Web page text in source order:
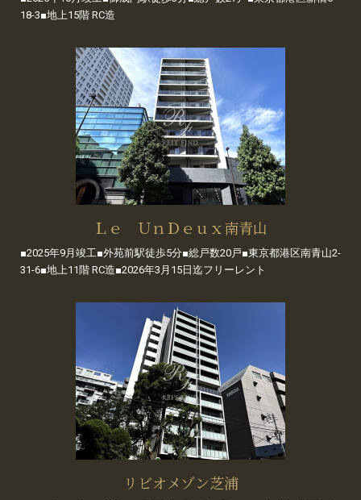
18-3■地上15階 RC造
Ｌｅ ＵｎＤｅｕｘ南青山
■2025年9月竣工■外苑前駅徒歩5分■総戸数20戸■東京都港区南青山2-
31-6■地上11階 RC造■2026年3月15日迄フリーレント
リビオメゾン芝浦